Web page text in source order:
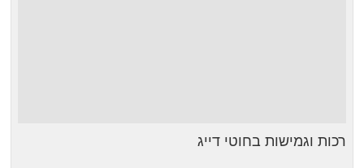
רכות וגמישות בחוטי דייג